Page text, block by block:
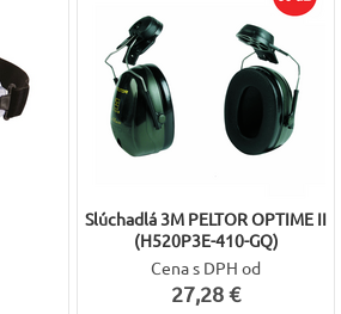
Slúchadlá 3M PELTOR OPTIME II
(H520P3E-410-GQ)
Cena s DPH od
27,28 €